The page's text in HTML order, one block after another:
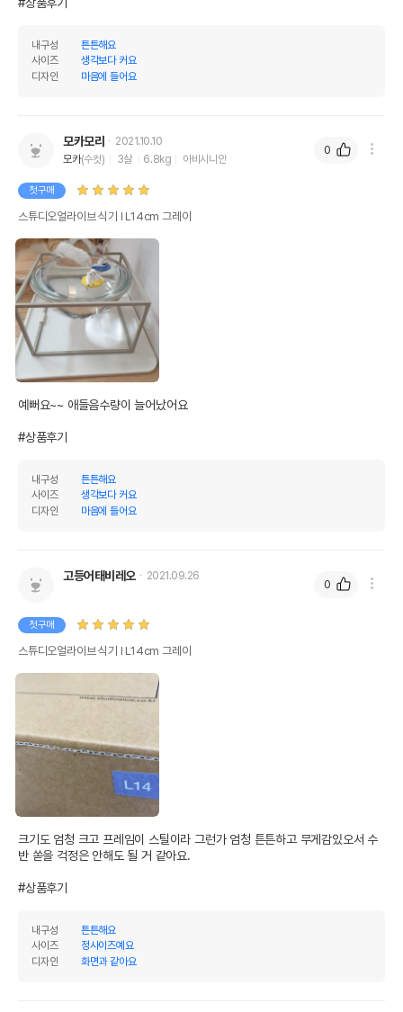
내구성
튼튼해요
사이즈
생각보다 커요
디자인
마음에 들어요
모카모리
2021.10.10
모카(수컷) 3살 6.8kg 아비시니안
첫구매
스튜디오얼라이브 식기 Ⅰ L14cm 그레이
예뻐요~~ 애들음수량이 늘어났어요
#상품후기
내구성
튼튼해요
사이즈
생각보다 커요
디자인
마음에 들어요
0
고등어태비레오 2021.09.26
첫구매
스튜디오얼라이브 식기 Ⅰ L14cm 그레이
크기도 엄청 크고 프레임이 스틸이라 그런가 엄청 튼튼하고 무게감있오서 수
반 쏟을 걱정은 안해도 될 거 같아요.
#상품후기
내구성
튼튼해요
사이즈
정사이즈예요
디자인
화면과 같아요
0